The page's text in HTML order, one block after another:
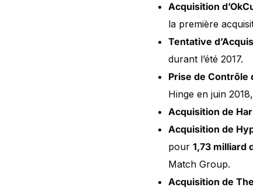
Acquisition
la première
Tentative
durant l’été 2017.
Prise de Contrôle
Hinge en juin
Acquisition de
Acquisition de
pour 1,73 milliard
Match Group.
Acquisition de